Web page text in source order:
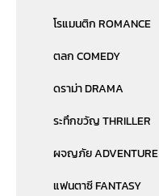
โรแมนติก ROMANCE
ตลก COMEDY
ดราม่า DRAMA
ระทึกขวัญ THRILLER
ผจญภัย ADVENTURE
แฟนตาซี FANTASY